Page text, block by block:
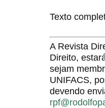
Texto
A Revista
Direito,
sejam
UNIFACS,
devendo